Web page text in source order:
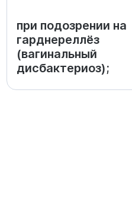
при подозрении на
гарднереллёз
(вагинальный
дисбактериоз);